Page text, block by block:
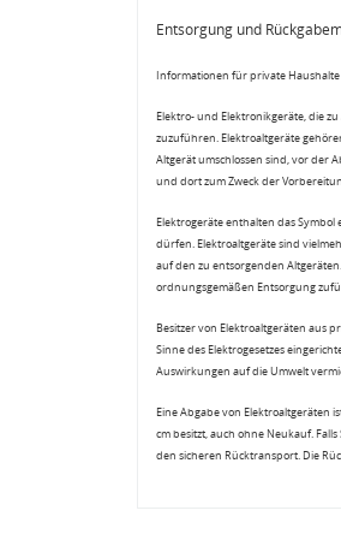
Entsorgung und
Informationen für private
Elektro- und Elektronikgeräte, die
zuzuführen. Elektroaltgeräte
Altgerät umschlossen sind, vor der
und dort zum Zweck der
Elektrogeräte enthalten das
dürfen. Elektroaltgeräte sind
auf den zu entsorgenden
ordnungsgemäßen Entsorgung
Besitzer von Elektroaltgeräten aus
Sinne des Elektrogesetzes
Auswirkungen auf die Umwelt
Eine Abgabe von Elektroaltgeräten
cm besitzt, auch ohne Neukauf.
den sicheren Rücktransport. Die